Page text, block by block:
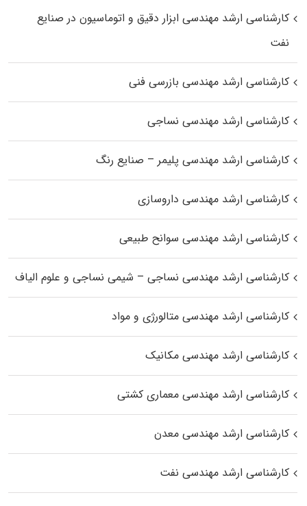
کارشناسی ارشد مهندسی ابزار دقیق و اتوماسیون در صنایع
نفت
کارشناسی ارشد مهندسی بازرسی فنی
کارشناسی ارشد مهندسی نساجی
کارشناسی ارشد مهندسی پلیمر – صنایع رنگ
کارشناسی ارشد مهندسی داروسازی
کارشناسی ارشد مهندسی سوانح طبیعی
کارشناسی ارشد مهندسی نساجی – شیمی نساجی و علوم الیاف
کارشناسی ارشد مهندسی متالورژی و مواد
کارشناسی ارشد مهندسی مکانیک
کارشناسی ارشد مهندسی معماری کشتی
کارشناسی ارشد مهندسی معدن
کارشناسی ارشد مهندسی نفت